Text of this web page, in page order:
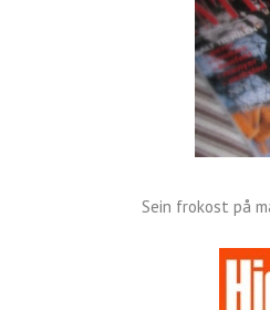
Sein frokost på